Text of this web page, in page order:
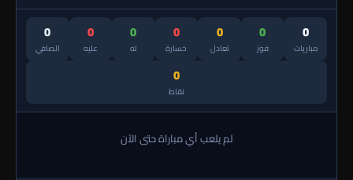
0
مباريات
0
فوز
0
تعادل
0
خسارة
0
له
0
عليه
0
الصافي
0
نقاط
لم يلعب أي مباراة حتى الآن